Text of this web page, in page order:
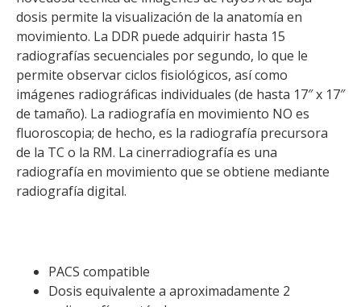
dosis permite la visualización de la anatomía en
movimiento. La DDR puede adquirir hasta 15
radiografías secuenciales por segundo, lo que le
permite observar ciclos fisiológicos, así como
imágenes radiográficas individuales (de hasta 17″ x 17″
de tamaño). La radiografía en movimiento NO es
fluoroscopia; de hecho, es la radiografía precursora
de la TC o la RM. La cinerradiografía es una
radiografía en movimiento que se obtiene mediante
radiografía digital.
PACS compatible
Dosis equivalente a aproximadamente 2